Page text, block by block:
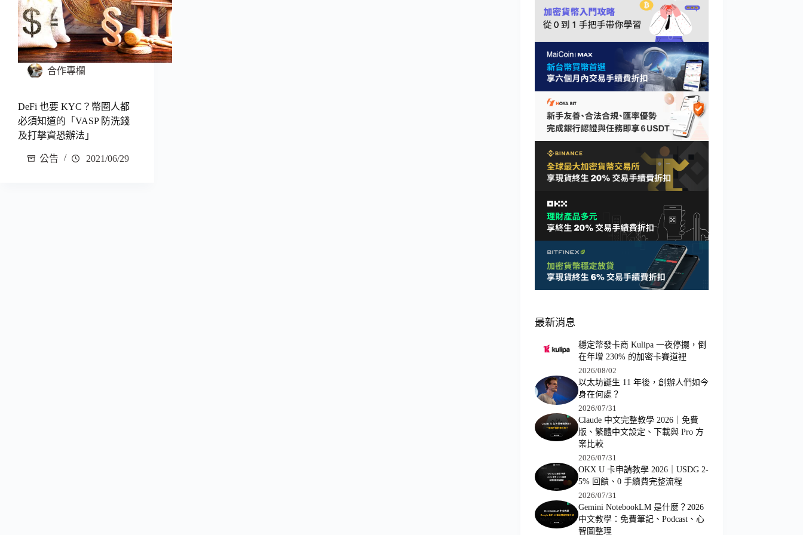
合作專欄
DeFi 也要 KYC？幣圈人都
必須知道的「VASP 防洗錢
及打擊資恐辦法」
公告 2021/06/29
最新消息
穩定幣發卡商 Kulipa 一夜停擺，倒
在年增 230% 的加密卡賽道裡
2026/08/02
以太坊誕生 11 年後，創辦人們如今
身在何處？
2026/07/31
Claude 中文完整教學 2026｜免費
版、繁體中文設定、下載與 Pro 方
案比較
2026/07/31
OKX U 卡申請教學 2026｜USDG 2-
5% 回饋、0 手續費完整流程
2026/07/31
Gemini NotebookLM 是什麼？2026
中文教學：免費筆記、Podcast、心
智圖整理